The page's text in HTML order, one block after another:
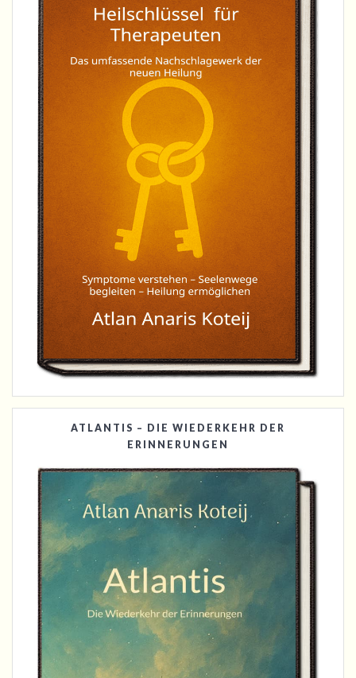
ATLANTIS – DIE WIEDERKEHR DER
ERINNERUNGEN